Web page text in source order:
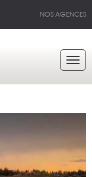
NOS AGENCES